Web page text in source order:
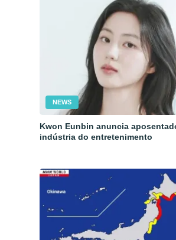
NEWS
Kwon Eunbin anuncia
indústria do entretenimento